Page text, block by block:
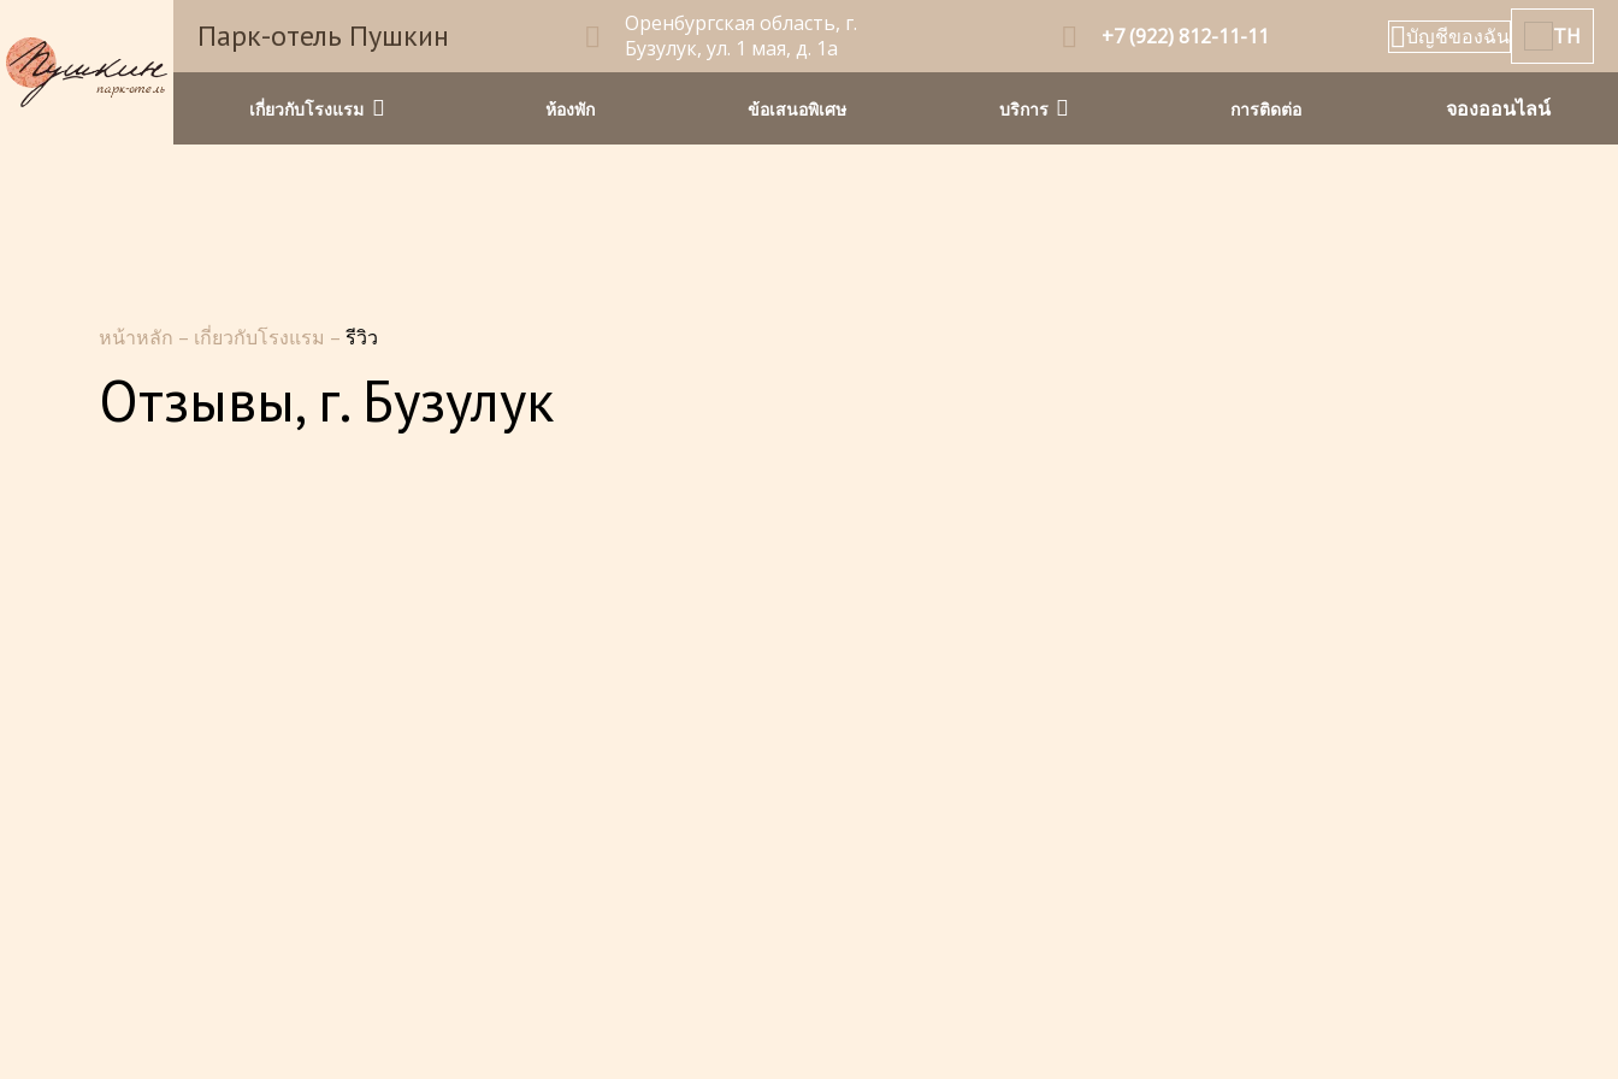
Парк-отель Пушкин
Оренбургская область, г.
Бузулук, ул. 1 мая, д. 1а
+7 (922) 812-11-11 บัญชีของฉัน TH
เกี่ยวกับโรงแรม ห้องพัก ข้อเสนอพิเศษ บริการ การติดต่อ จองออนไลน์
หน้าหลัก – เกี่ยวกับโรงแรม – รีวิว
Отзывы, г. Бузулук